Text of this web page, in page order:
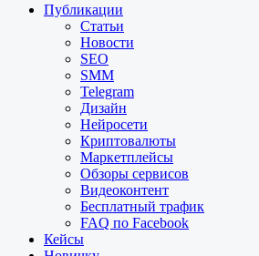
Публикации
Статьи
Новости
SEO
SMM
Telegram
Дизайн
Нейросети
Криптовалюты
Маркетплейсы
Обзоры сервисов
Видеоконтент
Бесплатный трафик
FAQ по Facebook
Кейсы